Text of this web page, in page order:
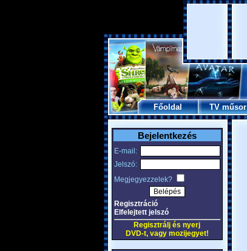
Főoldal TV műsor
Bejelentkezés
E-mail:
Jelszó:
Megjegyezzelek?
Regisztráció
Elfelejtett jelszó
Regisztrálj és nyerj
DVD-t, vagy mozijegyet!